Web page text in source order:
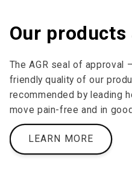
Our
The AGR seal of approval
friendly quality of our
recommended by leading
move pain-free and in
LEARN MORE